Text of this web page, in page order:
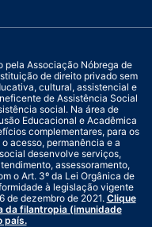
pela Associação Nóbrega de
de direito privado sem
cultural, assistencial e
de Assistência Social
social. Na área de
Educacional e Acadêmica
complementares, para os
acesso, permanência e a
desenvolve serviços,
assessoramento,
o Art. 3º da Lei Orgânica de
à legislação vigente
de dezembro de 2021. Clique
da filantropia (imunidade
país.